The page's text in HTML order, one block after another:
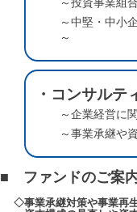
～中堅・中小
～
・コンサルテ
～企業経営に
～事業承継や
■ ファンドのご案
◇事業承継対策や事業再